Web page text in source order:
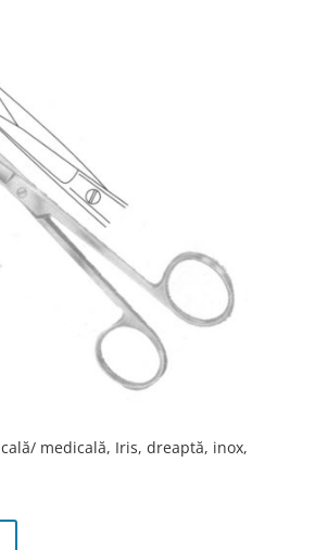
medicală, Iris, dreaptă, inox,